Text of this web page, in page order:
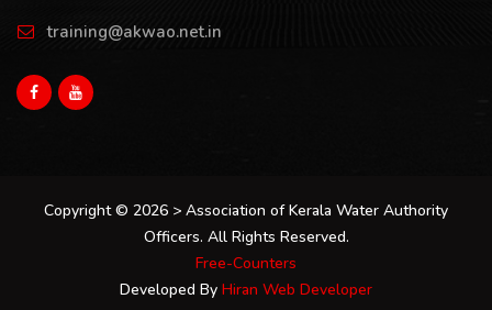
training@akwao.net.in
Copyright © 2026 > Association of Kerala Water Authority
Officers. All Rights Reserved.
Free-Counters
Developed By Hiran Web Developer